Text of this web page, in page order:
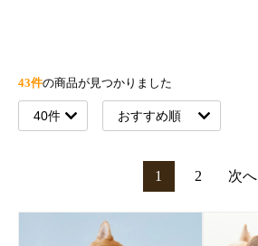
43件の商品が見つかりました
1 2 次へ